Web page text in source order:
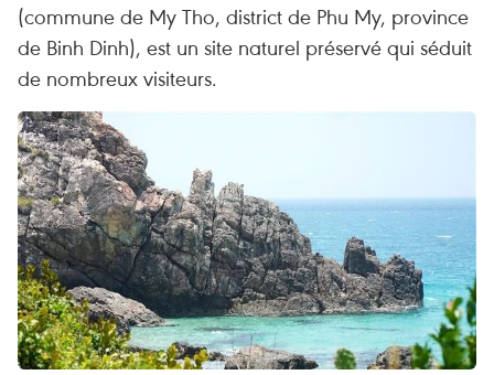
(commune de My Tho, district de Phu My, province
de Binh Dinh), est un site naturel préservé qui séduit
de nombreux visiteurs.